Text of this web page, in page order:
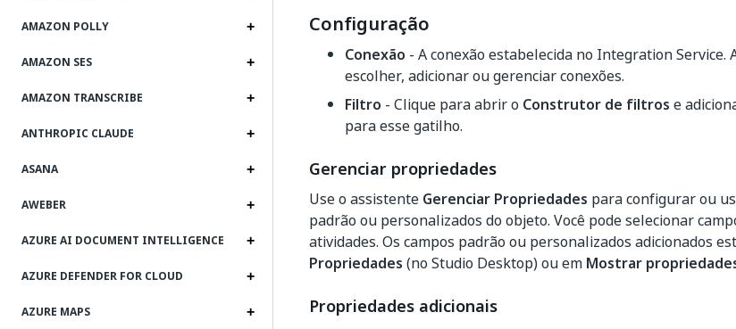
AMAZON POLLY
AMAZON SES
AMAZON TRANSCRIBE
ANTHROPIC CLAUDE
ASANA
AWEBER
AZURE AI DOCUMENT INTELLIGENCE
AZURE DEFENDER FOR CLOUD
AZURE MAPS
Configuração
Conexão - A conexão estabelecida no Integration Service.
escolher, adicionar ou gerenciar conexões.
Filtro - Clique para abrir o Construtor de filtros e
para esse gatilho.
Gerenciar propriedades
Use o assistente Gerenciar Propriedades para configurar ou
padrão ou personalizados do objeto. Você pode selecionar
atividades. Os campos padrão ou personalizados adicionados
Propriedades (no Studio Desktop) ou em Mostrar
Propriedades adicionais